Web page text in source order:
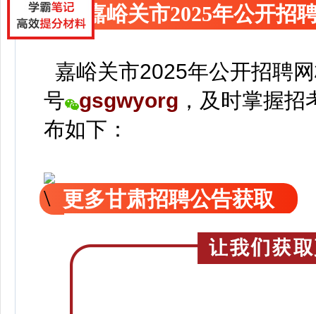
嘉峪关市2025年公开招
嘉峪关市2025年公开招聘
号
gsgwyorg ， 及时掌握招
布如下：
更多甘肃招聘公告获取